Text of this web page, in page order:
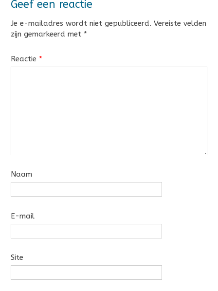
Geef een reactie
Je e-mailadres wordt niet gepubliceerd. Vereiste velden
zijn gemarkeerd met *
Reactie *
Naam
E-mail
Site